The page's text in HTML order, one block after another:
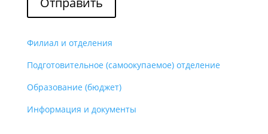
Филиал и отделения
Подготовительное (самоокупаемое) отделение
Образование (бюджет)
Информация и документы